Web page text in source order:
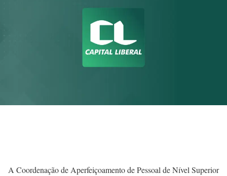
A Coordenação de Aperfeiçoamento de Pessoal de Nível Superior